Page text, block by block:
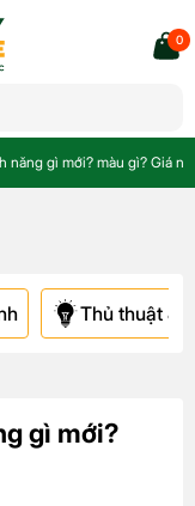
0
năng gì mới? màu gì? Giá
Thủ thuật &
gì mới?